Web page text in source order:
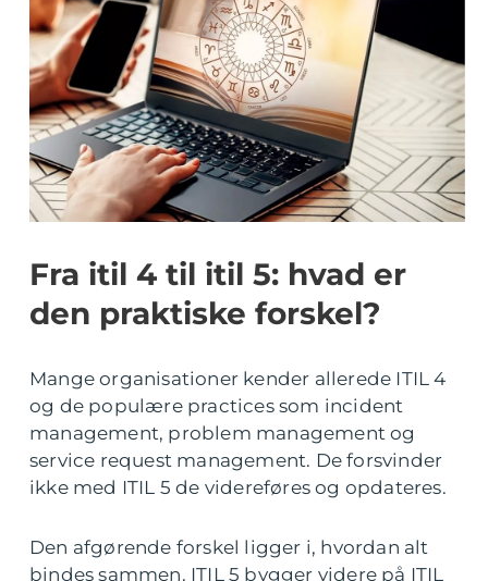
Fra itil 4 til itil 5: hvad er
den praktiske forskel?
Mange organisationer kender allerede ITIL 4
og de populære practices som incident
management, problem management og
service request management. De forsvinder
ikke med ITIL 5 de videreføres og opdateres.
Den afgørende forskel ligger i, hvordan alt
bindes sammen. ITIL 5 bygger videre på ITIL